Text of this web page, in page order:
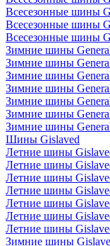
Всесезонные шины
Всесезонные шины
Всесезонные шины
Зимние шины
Зимние шины
Зимние шины
Зимние шины
Зимние шины
Зимние шины
Зимние шины
Шины Gislaved
Летние шины
Летние шины
Летние шины
Летние шины
Летние шины
Летние шины
Летние шины
Зимние шины